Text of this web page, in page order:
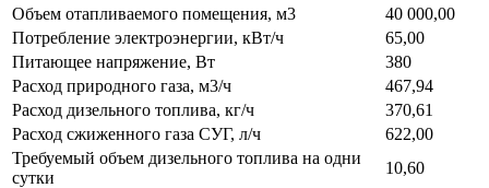
Объем отапливаемого помещения, м3
40 000,00
Потребление электроэнергии, кВт/ч
65,00
Питающее напряжение, Вт
380
Расход природного газа, м3/ч
467,94
Расход дизельного топлива, кг/ч
370,61
Расход сжиженного газа СУГ, л/ч
622,00
Требуемый объем дизельного топлива на одни
сутки
10,60